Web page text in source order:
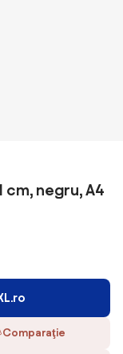
cm, negru, A4
Comparaţie